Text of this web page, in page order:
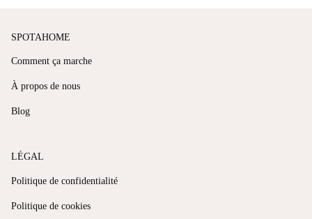
SPOTAHOME
Comment ça marche
À propos de nous
Blog
LÉGAL
Politique de confidentialité
Politique de cookies